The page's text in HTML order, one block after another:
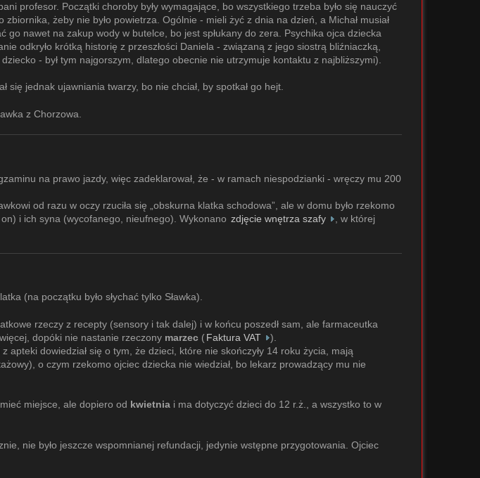
profesor. Początki choroby były wymagające, bo wszystkiego trzeba było się nauczyć
żeby nie było powietrza. Ogólnie - mieli żyć z dnia na dzień, a Michał musiał
nawet na zakup wody w butelce, bo jest spłukany do zera. Psychika ojca dziecka
odkryło krótką historię z przeszłości Daniela - związaną z jego siostrą bliźniaczką,
- był tym najgorszym, dlatego obecnie nie utrzymuje kontaktu z najbliższymi).
się jednak ujawniania twarzy, bo nie chciał, by spotkał go hejt.
z Chorzowa.
na prawo jazdy, więc zadeklarował, że - w ramach niespodzianki - wręczy mu 200
od razu w oczy rzuciła się „obskurna klatka schodowa”, ale w domu było rzekomo
i ich syna (wycofanego, nieufnego). Wykonano zdjęcie wnętrza szafy
, w której
(na początku było słychać tylko Sławka).
rzeczy z recepty (sensory i tak dalej) i w końcu poszedł sam, ale farmaceutka
dopóki nie nastanie rzeczony marzec (Faktura VAT
).
dowiedział się o tym, że dzieci, które nie skończyły 14 roku życia, mają
o czym rzekomo ojciec dziecka nie wiedział, bo lekarz prowadzący mu nie
miejsce, ale dopiero od kwietnia i ma dotyczyć dzieci do 12 r.ż., a wszystko to w
nie było jeszcze wspomnianej refundacji, jedynie wstępne przygotowania. Ojciec